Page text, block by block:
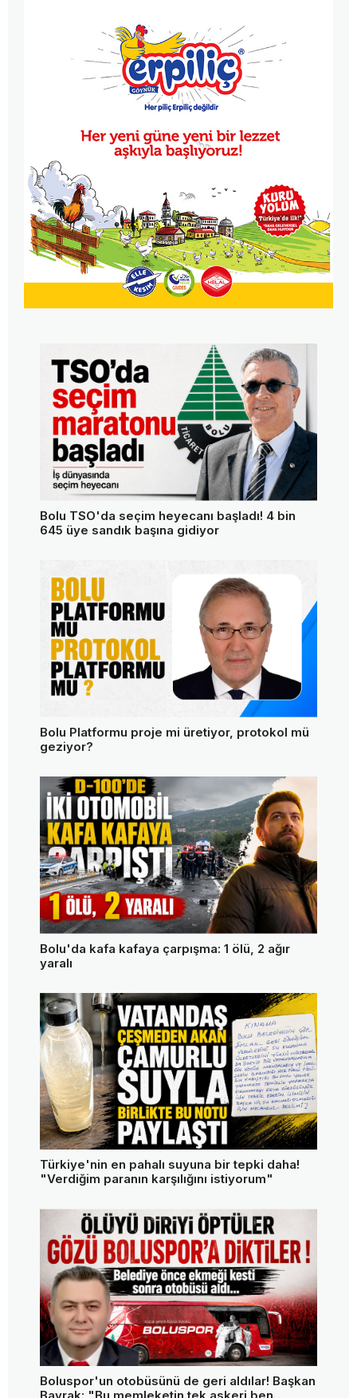
Bolu TSO'da seçim heyecanı başladı! 4 bin
645 üye sandık başına gidiyor
Bolu Platformu proje mi üretiyor, protokol mü
geziyor?
Bolu'da kafa kafaya çarpışma: 1 ölü, 2 ağır
yaralı
Türkiye'nin en pahalı suyuna bir tepki daha!
"Verdiğim paranın karşılığını istiyorum"
Boluspor'un otobüsünü de geri aldılar! Başkan